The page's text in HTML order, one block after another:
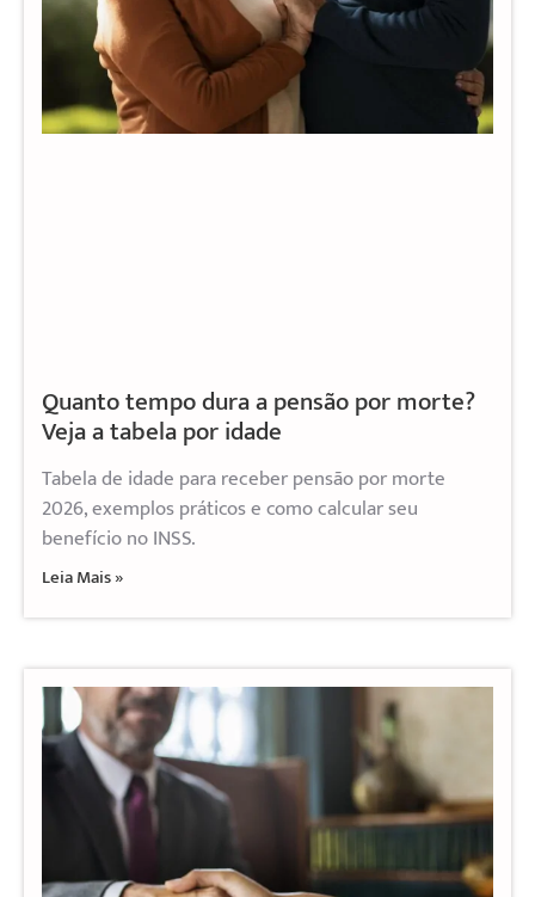
Quanto tempo dura a pensão por morte?
Veja a tabela por idade
Tabela de idade para receber pensão por morte
2026, exemplos práticos e como calcular seu
benefício no INSS.
Leia Mais »